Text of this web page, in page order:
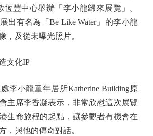
恆豐中心舉辦「李小龍歸來展覽」。
出有名為「Be Like Water」的李小龍
，及從未曝光照片。
文化IP
小龍童年居所Katherine Building原
主席李香凝表示，非常欣慰這次展覽
生命旅程的起點，讓參觀者有機會在
，與他的傳奇對話。